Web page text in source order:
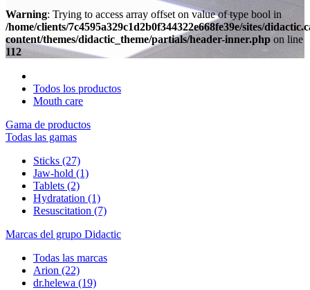
Warning: Trying to access array offset on value of type bool in
/home/clients/7c4595a329c1d2b0f344322e668fe39e/sites/
content/themes/didactic_theme/partials/header-inner.php on line
112
Todos los productos
Mouth care
Gama de productos
Todas las gamas
Sticks (27)
Jaw-hold (1)
Tablets (2)
Hydratation (1)
Resuscitation (7)
Marcas del grupo Didactic
Todas las marcas
Arion (22)
dr.helewa (19)